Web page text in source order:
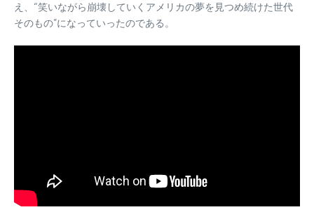
え、“笑いながら崩壊していくアメリカの夢を見つめ続けた世代
そのもの”になっていったのである。